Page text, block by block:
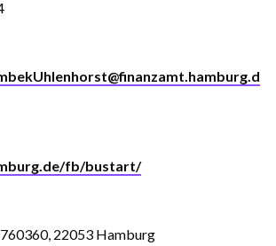
fb/bustart/
22053 Hamburg